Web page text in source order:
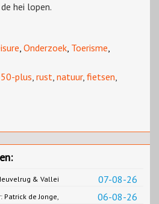
hei lopen.
, Onderzoek, Toerisme,
50-plus, rust, natuur, fietsen,
07-08-26
& Vallei
06-08-26
Patrick de Jonge,